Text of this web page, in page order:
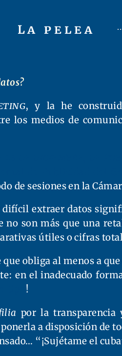
La pelea
, y la he
los medios de
de sesiones en la
extraer datos
son más que una
útiles o cifras
obliga al menos a
en el inadecuado
!
por la
a disposición de
¡Sujétame el